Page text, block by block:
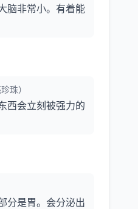
脑非常小。有着能
珠）
西会立刻被强力的
分是胃。会分泌出